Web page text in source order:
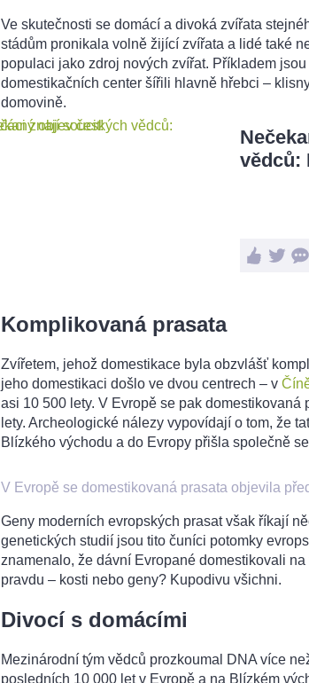
Ve skutečnosti se domácí a divoká zvířata
stádům pronikala volně žijící zvířata a lidé také
populaci jako zdroj nových zvířat. Příkladem jsou
domestikačních center šířili hlavně hřebci –
domovině.
vědců:
Komplikovaná prasata
Zvířetem, jehož domestikace byla obzvlášť
jeho domestikaci došlo ve dvou centrech – v
asi 10 500 lety. V Evropě se pak domestikovaná
lety. Archeologické nálezy vypovídají o tom, že
Blízkého východu a do Evropy přišla společně
V Evropě se domestikovaná prasata objevila
Geny moderních evropských prasat však říkají
genetických studií jsou tito čuníci potomky
znamenalo, že dávní Evropané domestikovali
pravdu – kosti nebo geny? Kupodivu všichni.
Divocí s domácími
Mezinárodní tým vědců prozkoumal DNA více
posledních 10 000 let v Evropě a na Blízkém